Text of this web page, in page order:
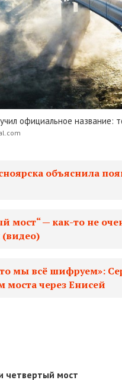
официальное название:
объяснила
мост“ — как-то не
(видео)
мы всё шифруем»:
моста через Енисей
четвертый мост